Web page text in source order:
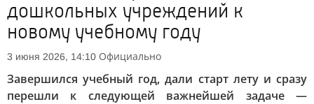
дошкольных учреждений к
новому учебному году
3 июня 2026, 14:10 Официально
Завершился учебный год, дали старт лету и сразу
перешли к следующей важнейшей задаче —